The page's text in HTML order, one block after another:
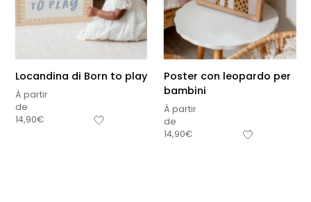
Locandina di Born to play
À partir
de
14,90€
Poster con leopardo per
bambini
À partir
de
14,90€